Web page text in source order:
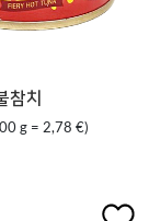
참치
g = 2,78 €)